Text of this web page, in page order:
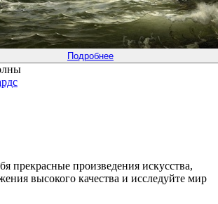
Подробнее
прекрасные произведения искусства,
высокого качества и исследуйте мир